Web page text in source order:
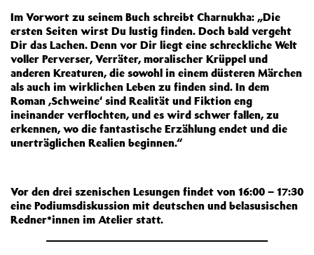
Im Vorwort zu seinem Buch schreibt Charnukha: „Die
ersten Seiten wirst Du lustig finden. Doch bald vergeht
Dir das Lachen. Denn vor Dir liegt eine schreckliche Welt
voller Perverser, Verräter, moralischer Krüppel und
anderen Kreaturen, die sowohl in einem düsteren Märchen
als auch im wirklichen Leben zu finden sind. In dem
Roman ,Schweine‘ sind Realität und Fiktion eng
ineinander verflochten, und es wird schwer fallen, zu
erkennen, wo die fantastische Erzählung endet und die
unerträglichen Realien beginnen.“
Vor den drei szenischen Lesungen findet von 16:00 – 17:30
eine Podiumsdiskussion mit deutschen und belasusischen
Redner*innen im Atelier statt.